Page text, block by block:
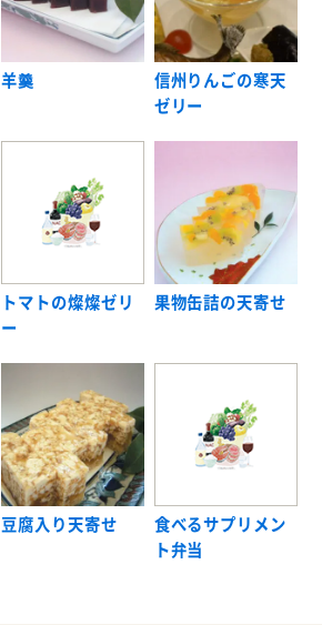
羊羹
信州りんごの寒天
ゼリー
トマトの燦燦ゼリ
ー
果物缶詰の天寄せ
豆腐入り天寄せ
食べるサプリメン
ト弁当